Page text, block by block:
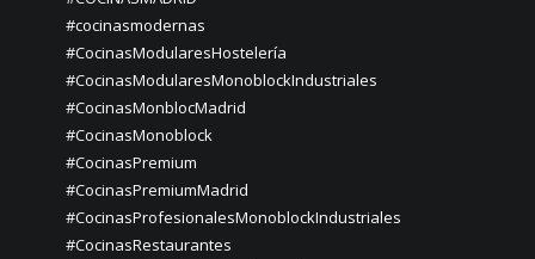
#cocinasmodernas
#CocinasModularesHostelería
#CocinasModularesMonoblockIndustriales
#CocinasMonblocMadrid
#CocinasMonoblock
#CocinasPremium
#CocinasPremiumMadrid
#CocinasProfesionalesMonoblockIndustriales
#CocinasRestaurantes